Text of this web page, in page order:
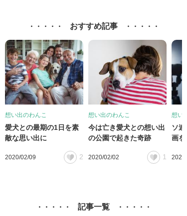
おすすめ記事
想い出のわんこ
愛犬との最期の1日を素
敵な思い出に
2020/02/09 2
想い出のわんこ
今は亡き愛犬との想い出
の公園で起きた奇跡
2020/02/02 1
想い
ソ
画を
2020/
記事一覧